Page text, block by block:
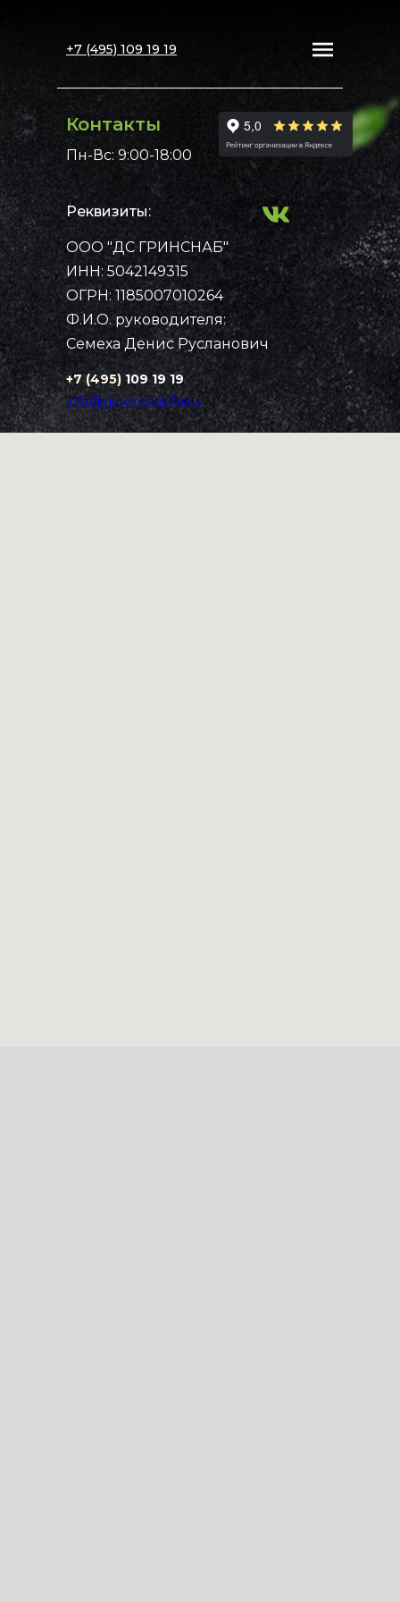
Примеры работ
Рассчитать стоимость
Контакты
+7 (495) 109 19 19
Главная
Каталог
Контакты
ООО "ДС ГРИНСНАБ"
ИНН: 5042149315
ОГРН: 1185007010264
Ф.И.О. руководителя:
Семеха Денис Русланович
Пн-Вс: 9:00-18:00
+7 (495)109 19 19
Реквизиты:
info@greensnab24.ru